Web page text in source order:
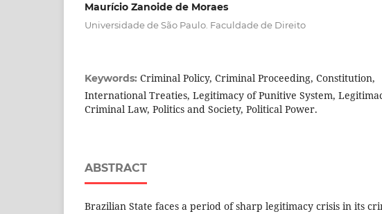
Maurício Zanoide de Moraes
Universidade de São Paulo. Faculdade de Direito
Keywords: Criminal Policy, Criminal Proceeding, Constitution,
International Treaties, Legitimacy of Punitive System,
Criminal Law, Politics and Society, Political Power.
ABSTRACT
Brazilian State faces a period of sharp legitimacy crisis in its